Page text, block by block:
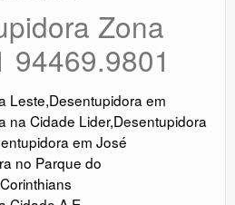
Zona
94469.9801
Leste,Desentupidora em
na Cidade Lider,Desentupidora
em José
no Parque do